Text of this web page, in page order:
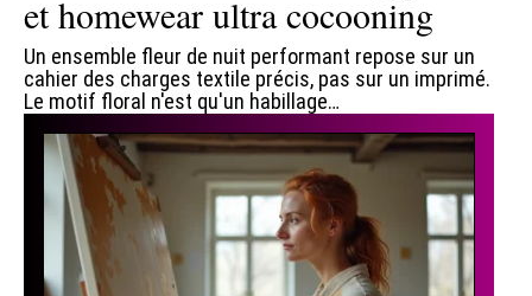
et homewear ultra cocooning
Un ensemble fleur de nuit performant repose sur un
cahier des charges textile précis, pas sur un imprimé.
Le motif floral n'est qu'un habillage…